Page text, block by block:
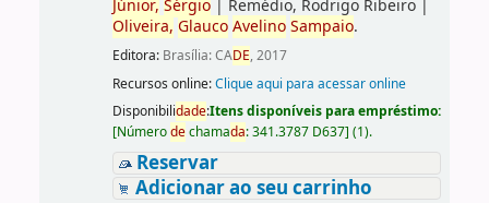
Júnior, Sérgio| Remédio, Rodrigo Ribeiro|
Oliveira, Glauco Avelino Sampaio.
Editora: Brasília: CADE, 2017
Recursos online:Clique aqui para acessar online
Disponibilidade:Itens disponíveis para empréstimo:
[Númerodechamada:341.3787 D637] (1).
Reservar
Adicionar ao seu carrinho